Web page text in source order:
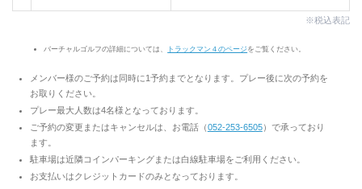
※税込表記
バーチャルゴルフの詳細については、 トラックマン４のページをご覧ください。
メンバー様のご予約は同時に1予約までとなります。プレー後に次の予約を
お取りください。
プレー最大人数は4名様となっております。
ご予約の変更またはキャンセルは、お電話（052-253-6505）で承っており
ます。
駐車場は近隣コインパーキングまたは白線駐車場をご利用ください。
お支払いはクレジットカードのみとなっております。